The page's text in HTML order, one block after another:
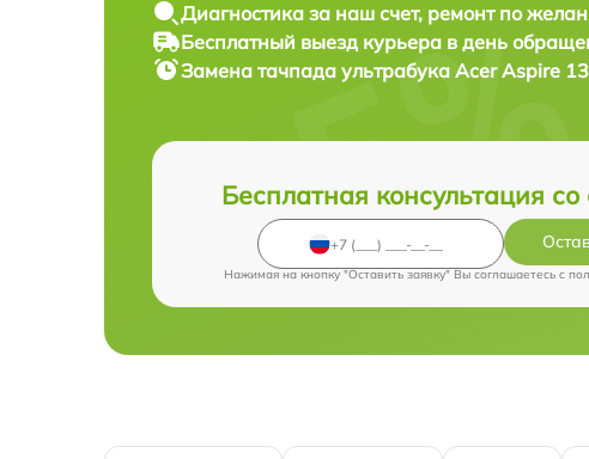
Диагностика за наш счет, ремонт по
Бесплатный выезд курьера в день
Замена тачпада ультрабука Acer Aspire
Бесплатная консультация
Нажимая на кнопку "Оставить заявку" Вы соглашаетесь c